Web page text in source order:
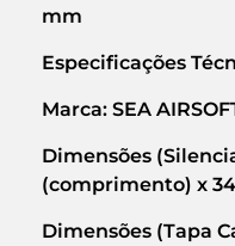
mm
Especificações
Marca: SEA
Dimensões
(comprimento) x
Dimensões (Tapa